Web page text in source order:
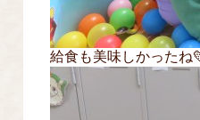
給食も美味しかったね